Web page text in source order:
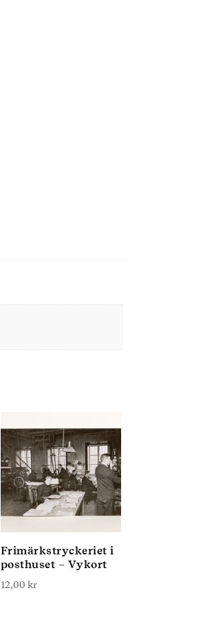
Frimärkstryckeriet i
posthuset – Vykort
12,00 kr